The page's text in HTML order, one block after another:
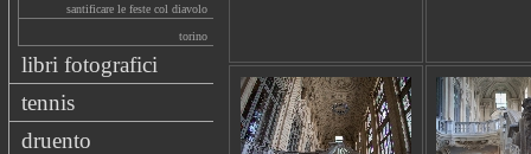
santificare le feste col diavolo
torino
libri fotografici
tennis
druento